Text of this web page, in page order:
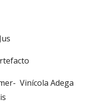
Vinícola Adega